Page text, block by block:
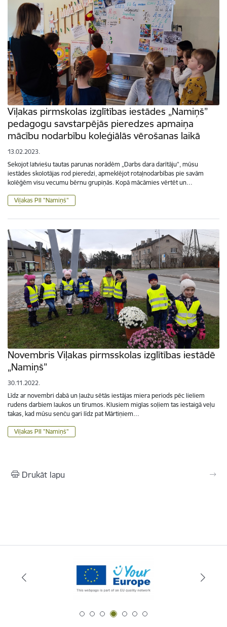
Viļakas pirmskolas izglītības iestādes „Namiņš”
pedagogu savstarpējās pieredzes apmaiņa
mācību nodarbību koleģiālās vērošanas laikā
13.02.2023.
Sekojot latviešu tautas parunas norādēm „Darbs dara darītāju”, mūsu
iestādes skolotājas rod pieredzi, apmeklējot rotaļnodarbības pie savām
kolēģēm visu vecumu bērnu grupiņās. Kopā mācāmies vērtēt un…
Viļakas PII "Namiņš"
Novembris Viļakas pirmsskolas izglītības iestādē
„Namiņš”
30.11.2022.
Līdz ar novembri dabā un ļaužu sētās iestājas miera periods pēc lieliem
rudens darbiem laukos un tīrumos. Klusiem miglas soļiem tas iestaigā veļu
takas, kad mūsu senču gari līdz pat Mārtiņiem…
Viļakas PII "Namiņš"
Drukāt lapu